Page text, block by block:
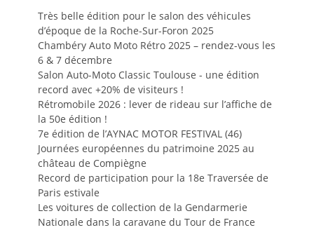
Très belle édition pour le salon des véhicules
d’époque de la Roche-Sur-Foron 2025
Chambéry Auto Moto Rétro 2025 – rendez-vous les
6 & 7 décembre
Salon Auto-Moto Classic Toulouse - une édition
record avec +20% de visiteurs !
Rétromobile 2026 : lever de rideau sur l’affiche de
la 50e édition !
7e édition de l’AYNAC MOTOR FESTIVAL (46)
Journées européennes du patrimoine 2025 au
château de Compiègne
Record de participation pour la 18e Traversée de
Paris estivale
Les voitures de collection de la Gendarmerie
Nationale dans la caravane du Tour de France